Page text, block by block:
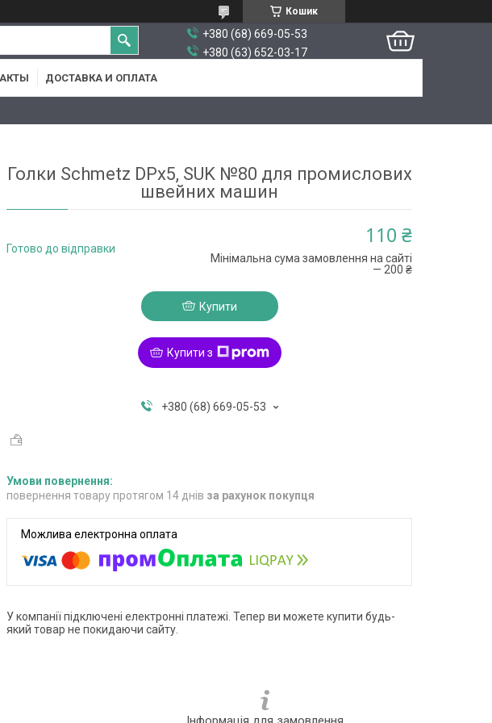
Кошик
+380 (68) 669-05-53
+380 (63) 652-03-17
ДОСТАВКА И ОПЛАТА
Голки Schmetz DPx5, SUK №80 для промислових
швейних машин
Готово до відправки
110 ₴
Мінімальна сума замовлення на сайті
— 200 ₴
Купити
Купити з
+380 (68) 669-05-53
повернення товару протягом 14 днів за рахунок покупця
У компанії підключені електронні платежі. Тепер ви можете купити будь-
який товар не покидаючи сайту.